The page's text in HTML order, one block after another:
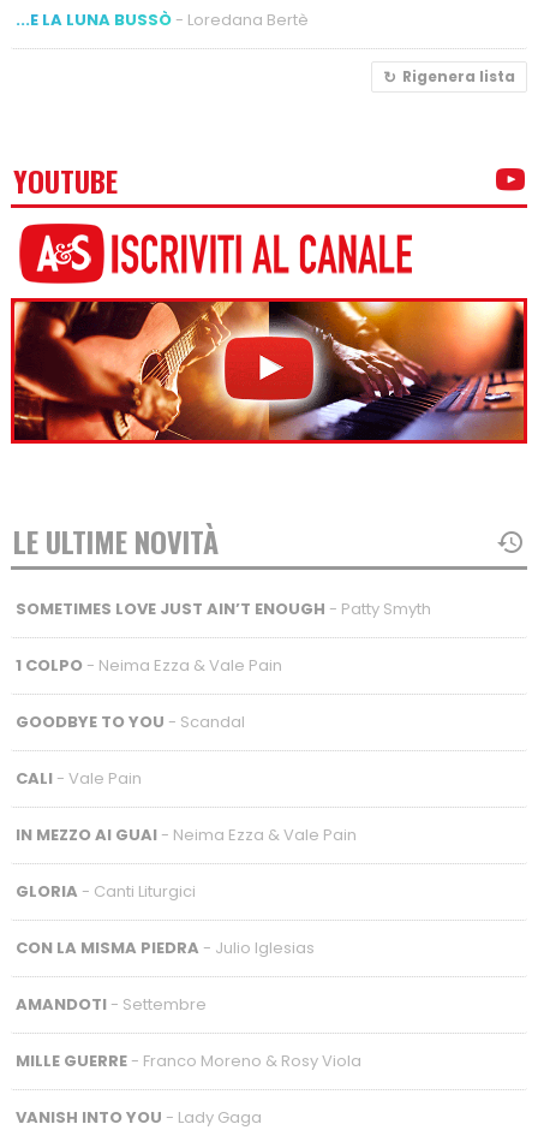
...E LA LUNA BUSSÒ- Loredana Bertè
Rigenera lista
YOUTUBE
LE ULTIME NOVITÀ
SOMETIMES LOVE JUST AIN’T ENOUGH - Patty Smyth
1 COLPO- Neima Ezza & Vale Pain
GOODBYE TO YOU - Scandal
CALI- Vale Pain
IN MEZZO AI GUAI- Neima Ezza & Vale Pain
GLORIA - Canti Liturgici
CON LA MISMA PIEDRA - Julio Iglesias
AMANDOTI- Settembre
MILLE GUERRE- Franco Moreno & Rosy Viola
VANISH INTO YOU - Lady Gaga